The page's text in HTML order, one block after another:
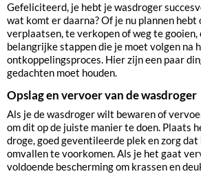
Gefeliciteerd, je hebt je wasdroger
wat komt er daarna? Of je nu plannen
verplaatsen, te verkopen of weg te gooien,
belangrijke stappen die je moet volgen na
ontkoppelingsproces. Hier zijn een paar
gedachten moet houden.
Opslag en vervoer van de wasdroger
Als je de wasdroger wilt bewaren of
om dit op de juiste manier te doen. Plaats
droge, goed geventileerde plek en zorg
omvallen te voorkomen. Als je het gaat
voldoende bescherming om krassen en